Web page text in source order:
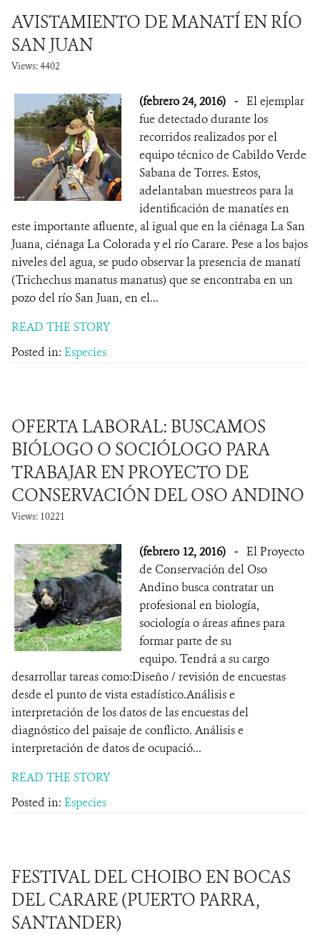
AVISTAMIENTO DE MANATÍ EN RÍO
SAN JUAN
Views: 4402
(febrero 24, 2016) - El ejemplar
fue detectado durante los
recorridos realizados por el
equipo técnico de Cabildo Verde
Sabana de Torres. Estos,
adelantaban muestreos para la
identificación de manatíes en
este importante afluente, al igual que en la ciénaga La San
Juana, ciénaga La Colorada y el río Carare. Pese a los bajos
niveles del agua, se pudo observar la presencia de manatí
(Trichechus manatus manatus) que se encontraba en un
pozo del río San Juan, en el...
READ THE STORY
Posted in: Especies
OFERTA LABORAL: BUSCAMOS
BIÓLOGO O SOCIÓLOGO PARA
TRABAJAR EN PROYECTO DE
CONSERVACIÓN DEL OSO ANDINO
Views: 10221
(febrero 12, 2016) - El Proyecto
de Conservación del Oso
Andino busca contratar un
profesional en biología,
sociología o áreas afines para
formar parte de su
equipo. Tendrá a su cargo
desarrollar tareas como:Diseño / revisión de encuestas
desde el punto de vista estadístico.Análisis e
interpretación de los datos de las encuestas del
diagnóstico del paisaje de conflicto. Análisis e
interpretación de datos de ocupació...
READ THE STORY
Posted in: Especies
FESTIVAL DEL CHOIBO EN BOCAS
DEL CARARE (PUERTO PARRA,
SANTANDER)